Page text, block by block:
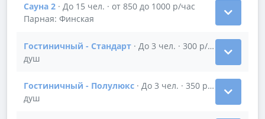
Сауна 2 · До 15 чел. · от 850 до 1000 р/час
Парная: Финская
Показать подробности зала Сауна 2
Гостиничный - Стандарт · До 3 чел. · 300 р/час
душ
Показать подробности зала Гостиничный -
Гостиничный - Полулюкс · До 3 чел. · 350 р/час
душ
Показать подробности зала Гостиничный -